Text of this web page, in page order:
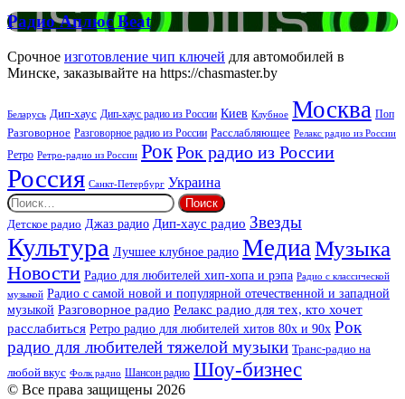
Радио
Аплюс
Beat
Радио Аплюс Beat
Срочное изготовление чип ключей для автомобилей в
Минске, заказывайте на https://chasmaster.by
Беларусь Дип-хаус Дип-хаус радио из России Киев Клубное Москва Поп
Разговорное Разговорное радио из России Расслабляющее Релакс радио из России
Ретро Ретро-радио из России РокРок радио из России
Россия Санкт-Петербург Украина
Найти:
Детское радио Джаз радио Дип-хаус радио Звезды
Культура Лучшее клубное радио МедиаМузыка
Новости Радио для любителей хип-хопа и рэпа Радио с классической
музыкой Радио с самой новой и популярной отечественной и западной
музыкой Разговорное радио Релакс радио для тех, кто хочет
расслабиться Ретро радио для любителей хитов 80х и 90х Рок
радио для любителей тяжелой музыки Транс-радио на
любой вкус Фолк радио Шансон радио Шоу-бизнес
© Все права защищены 2026